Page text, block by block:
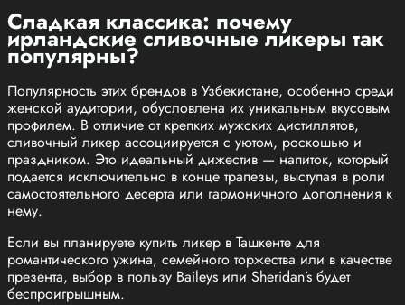
Сладкая классика: почему
ирландские сливочные ликеры так
популярны?
Популярность этих брендов в Узбекистане, особенно среди
женской аудитории, обусловлена их уникальным вкусовым
профилем. В отличие от крепких мужских дистиллятов,
сливочный ликер ассоциируется с уютом, роскошью и
праздником. Это идеальный дижестив — напиток, который
подается исключительно в конце трапезы, выступая в роли
самостоятельного десерта или гармоничного дополнения к
нему.
Если вы планируете купить ликер в Ташкенте для
романтического ужина, семейного торжества или в качестве
презента, выбор в пользу Baileys или Sheridan’s будет
беспроигрышным.